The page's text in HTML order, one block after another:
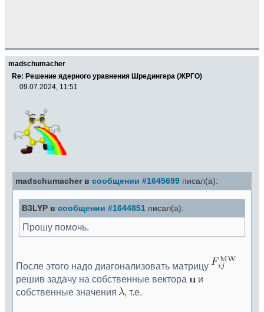
madschumacher
Re: Решение ядерного уравнения Шредингера (ЖРГО)
09.07.2024, 11:51
madschumacher в сообщении #1645699 писал(а):
B3LYP в сообщении #1644851 писал(а):
Прошу помочь.
После этого надо диагонализовать матрицу
решив задачу на собственные вектора
и
собственные значения
, т.е.